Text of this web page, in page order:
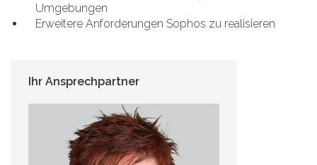
Umgebungen
Erweitere Anforderungen Sophos zu realisieren
Ihr Ansprechpartner